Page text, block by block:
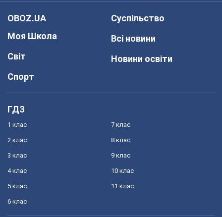
OBOZ.UA
Моя Школа
Світ
Спорт
Суспільство
Всі новини
Новини освіти
ГДЗ
1 клас
2 клас
3 клас
4 клас
5 клас
6 клас
7 клас
8 клас
9 клас
10 клас
11 клас